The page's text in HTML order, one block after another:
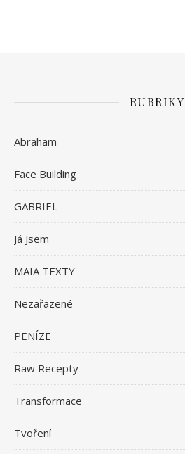
RUBRIKY
Abraham
Face Building
GABRIEL
Já Jsem
MAIA TEXTY
Nezařazené
PENÍZE
Raw Recepty
Transformace
Tvoření